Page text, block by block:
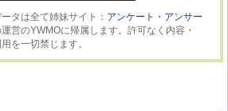
タは全て姉妹サイト： アンケート・アンサー
営のYWMOに帰属します。許可なく内容・
を一切禁じます。